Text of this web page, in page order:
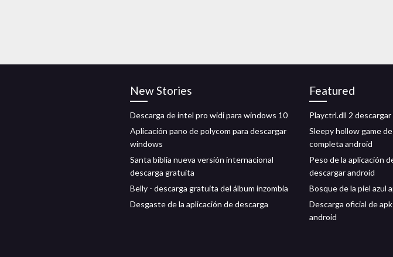
New Stories
Descarga de intel pro widi para windows 10
Aplicación pano de polycom para descargar
windows
Santa biblia nueva versión internacional
descarga gratuita
Belly - descarga gratuita del álbum inzombia
Desgaste de la aplicación de descarga
Featured
Playctrl.dll 2
Sleepy hollow game
completa android
Peso de la aplicación
descargar android
Bosque de la piel azul
Descarga oficial de
android